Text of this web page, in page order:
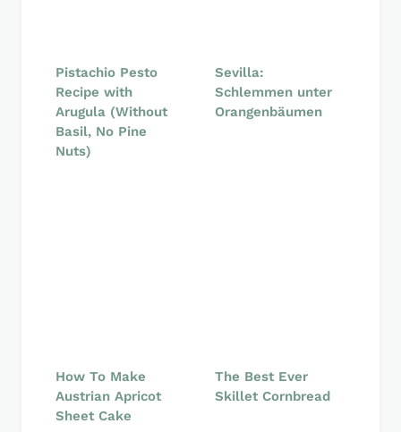
Pistachio Pesto
Recipe with
Arugula (Without
Basil, No Pine
Nuts)
Sevilla:
Schlemmen unter
Orangenbäumen
How To Make
Austrian Apricot
Sheet Cake
The Best Ever
Skillet Cornbread